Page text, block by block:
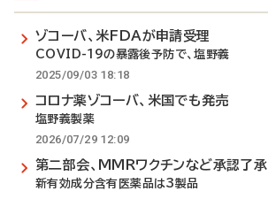
ゾコーバ、米FDAが申請受理
COVID-19の暴露後予防で、塩野義
2025/09/03 18:18
コロナ薬ゾコーバ、米国でも発売
塩野義製薬
2026/07/29 12:09
第二部会、MMRワクチンなど承認了承
新有効成分含有医薬品は3製品